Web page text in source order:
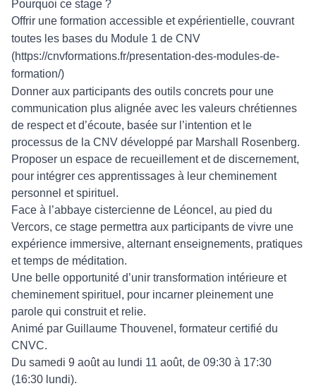
Pourquoi ce stage ?
Offrir une formation accessible et expérientielle, couvrant
toutes les bases du Module 1 de CNV
(https://cnvformations.fr/presentation-des-modules-de-
formation/)
Donner aux participants des outils concrets pour une
communication plus alignée avec les valeurs chrétiennes
de respect et d’écoute, basée sur l’intention et le
processus de la CNV développé par Marshall Rosenberg.
Proposer un espace de recueillement et de discernement,
pour intégrer ces apprentissages à leur cheminement
personnel et spirituel.
Face à l’abbaye cistercienne de Léoncel, au pied du
Vercors, ce stage permettra aux participants de vivre une
expérience immersive, alternant enseignements, pratiques
et temps de méditation.
Une belle opportunité d’unir transformation intérieure et
cheminement spirituel, pour incarner pleinement une
parole qui construit et relie.
Animé par Guillaume Thouvenel, formateur certifié du
CNVC.
Du samedi 9 août au lundi 11 août, de 09:30 à 17:30
(16:30 lundi).